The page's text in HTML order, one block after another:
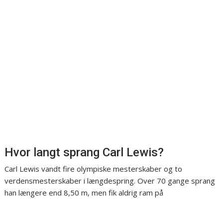
Hvor langt sprang Carl Lewis?
Carl Lewis vandt fire olympiske mesterskaber og to
verdensmesterskaber i længdespring. Over 70 gange sprang
han længere end 8,50 m, men fik aldrig ram på